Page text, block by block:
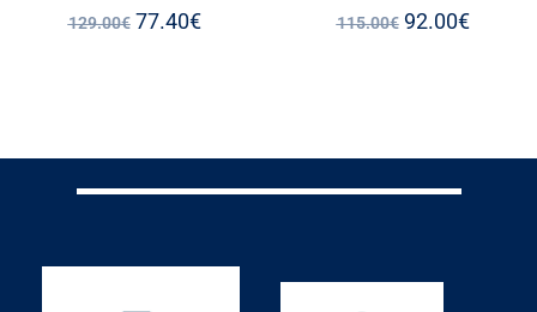
129.00€ 77.40€ 115.00€ 92.00€